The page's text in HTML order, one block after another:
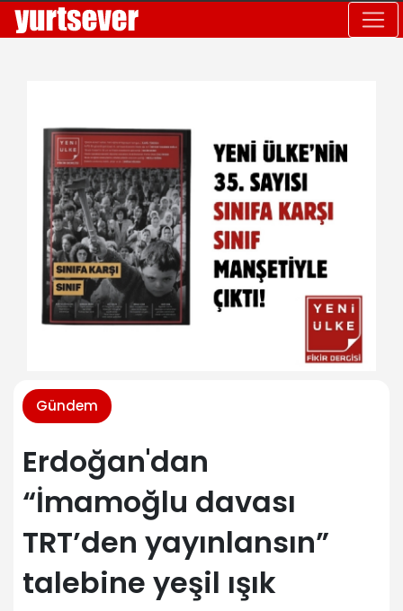
Gündem
Erdoğan'dan
“İmamoğlu davası
TRT’den yayınlansın”
talebine yeşil ışık